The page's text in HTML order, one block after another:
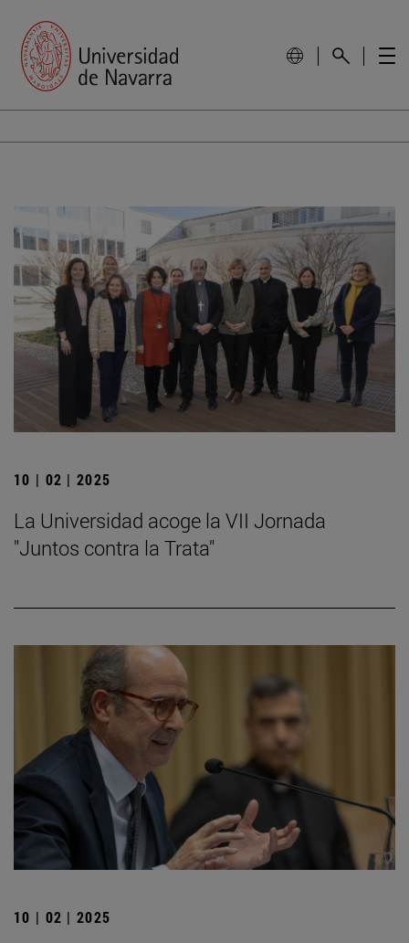
10 | 02 | 2025
La Universidad acoge la VII Jornada
"Juntos contra la Trata"
10 | 02 | 2025